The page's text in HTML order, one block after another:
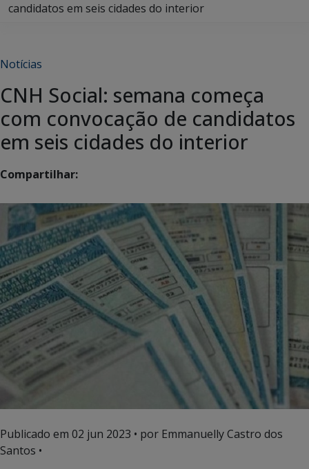
candidatos em seis cidades do interior
Notícias
CNH Social: semana começa
com convocação de candidatos
em seis cidades do interior
Compartilhar:
Publicado em 02 jun 2023 • por Emmanuelly Castro dos
Santos •